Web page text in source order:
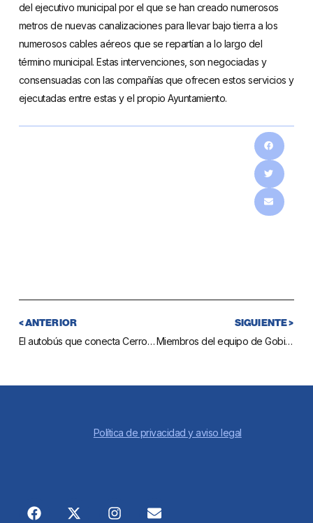
del ejecutivo municipal por el que se han creado numerosos
metros de nuevas canalizaciones para llevar bajo tierra a los
numerosos cables aéreos que se repartían a lo largo del
término municipal. Estas intervenciones, son negociadas y
consensuadas con las compañías que ofrecen estos servicios y
ejecutadas entre estas y el propio Ayuntamiento.
< ANTERIOR
El autobús que conecta Cerros del Águila con Las Lagunas seguirá prestando el servicio en agosto
SIGUIENTE >
Miembros del equipo de Gobierno se reúnen con las asociaciones de vecinos para conocer sus demandas en materia de seguridad ciudadana
Política de privacidad y aviso legal